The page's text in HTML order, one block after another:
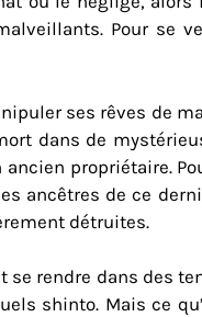
Pour se
ses rêves de
dans de
propriétaire.
ancêtres de ce
détruites.
se rendre dans des
shinto. Mais ce